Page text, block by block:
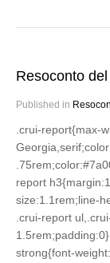
Resoconto
Published in
.crui-report{max-
report
size:1.1rem;line-
.crui-report
strong{font-